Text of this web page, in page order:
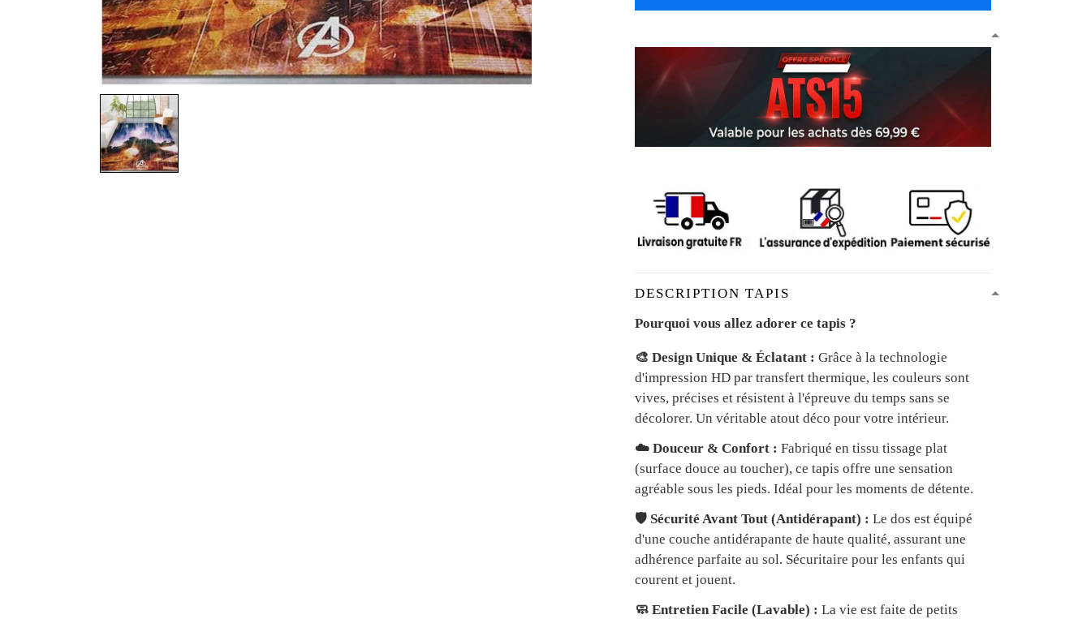
DESCRIPTION TAPIS
Pourquoi vous allez adorer ce tapis ?
🎨 Design Unique & Éclatant : Grâce à la technologie
d'impression HD par transfert thermique, les couleurs sont
vives, précises et résistent à l'épreuve du temps sans se
décolorer. Un véritable atout déco pour votre intérieur.
☁️ Douceur & Confort : Fabriqué en tissu tissage plat
(surface douce au toucher), ce tapis offre une sensation
agréable sous les pieds. Idéal pour les moments de détente.
🛡️ Sécurité Avant Tout (Antidérapant) : Le dos est équipé
d'une couche antidérapante de haute qualité, assurant une
adhérence parfaite au sol. Sécuritaire pour les enfants qui
courent et jouent.
🧼 Entretien Facile (Lavable) : La vie est faite de petits